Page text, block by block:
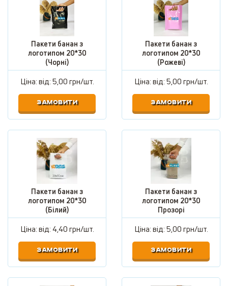
Пакети банан з
логотипом 20*30
(Чорні)
Ціна: від:5,00 грн/шт.
ЗАМОВИТИ
Пакети банан з
логотипом 20*30
(Рожеві)
Ціна: від:5,00 грн/шт.
ЗАМОВИТИ
Пакети банан з
логотипом 20*30
(Білий)
Ціна: від:4,40 грн/шт.
ЗАМОВИТИ
Пакети банан з
логотипом 20*30
Прозорі
Ціна: від:5,00 грн/шт.
ЗАМОВИТИ